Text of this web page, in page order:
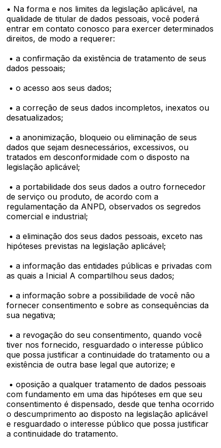
• Na forma e nos limites da legislação aplicável, na
qualidade de titular de dados pessoais, você poderá
entrar em contato conosco para exercer determinados
direitos, de modo a requerer:
• a confirmação da existência de tratamento de seus
dados pessoais;
• o acesso aos seus dados;
• a correção de seus dados incompletos, inexatos ou
desatualizados;
• a anonimização, bloqueio ou eliminação de seus
dados que sejam desnecessários, excessivos, ou
tratados em desconformidade com o disposto na
legislação aplicável;
• a portabilidade dos seus dados a outro fornecedor
de serviço ou produto, de acordo com a
regulamentação da ANPD, observados os segredos
comercial e industrial;
• a eliminação dos seus dados pessoais, exceto nas
hipóteses previstas na legislação aplicável;
• a informação das entidades públicas e privadas com
as quais a Inicial A compartilhou seus dados;
• a informação sobre a possibilidade de você não
fornecer consentimento e sobre as consequências da
sua negativa;
• a revogação do seu consentimento, quando você
tiver nos fornecido, resguardado o interesse público
que possa justificar a continuidade do tratamento ou a
existência de outra base legal que autorize; e
• oposição a qualquer tratamento de dados pessoais
com fundamento em uma das hipóteses em que seu
consentimento é dispensado, desde que tenha ocorrido
o descumprimento ao disposto na legislação aplicável
e resguardado o interesse público que possa justificar
a continuidade do tratamento.